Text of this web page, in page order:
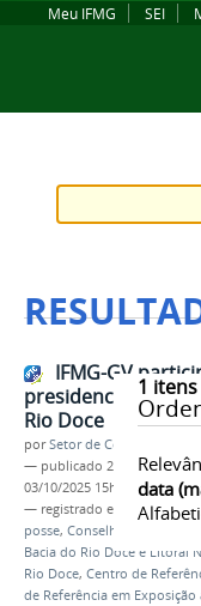
Meu IFMG SEI
1
data
IFMG-GV
presidencial do
Rio Doce
porSetor de Comunicação
— publicado 29/09/2025—
03/10/2025 15h53
— registrado em:
Novo
posse, Conselho Federal de
Bacia do Rio Doce e Litoral
Rio Doce, Centro de
de Referência em Exposição